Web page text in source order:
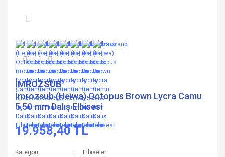
İMROZSUB
İmrozsub (Heiwa) Octopus Brown Lycra Camu
5,50 mm Dalış Elbisesi
19.958,40 TL
Kategori
Elbiseler